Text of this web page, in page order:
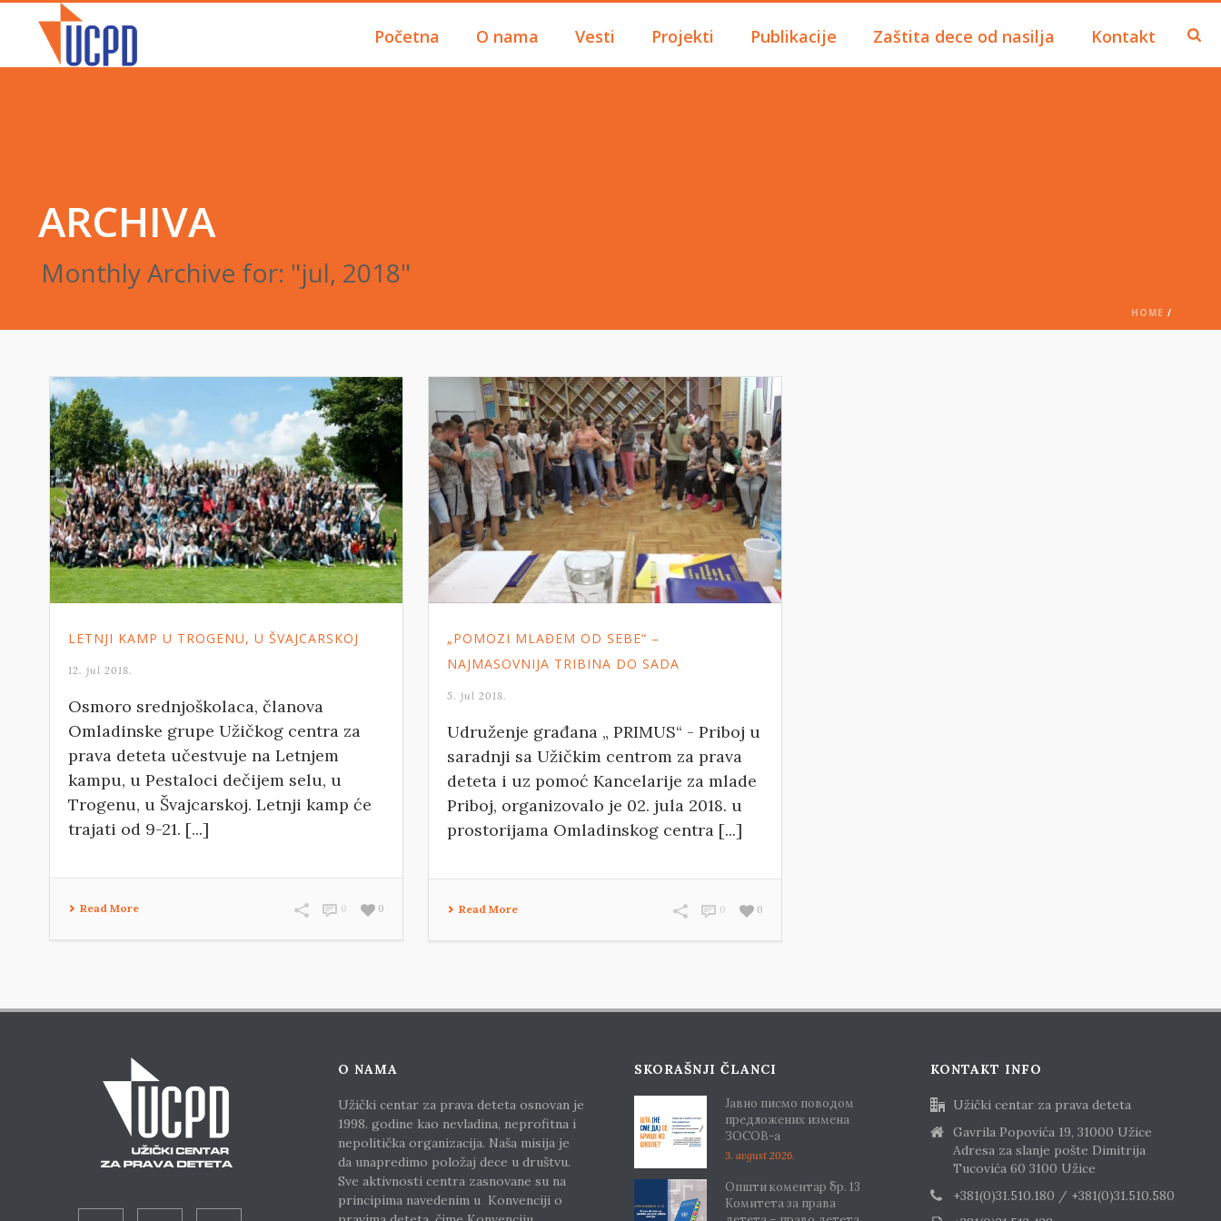
Početna O nama Vesti Projekti Publikacije Zaštita dece od nasilja Kontakt
ARCHIVA
Monthly Archive for: "jul, 2018"
HOME /
LETNJI KAMP U TROGENU, U ŠVAJCARSKOJ
12. jul 2018.
Osmoro srednjoškolaca, članova
Omladinske grupe Užičkog centra za
prava deteta učestvuje na Letnjem
kampu, u Pestaloci dečijem selu, u
Trogenu, u Švajcarskoj. Letnji kamp će
trajati od 9-21. [...]
Read More 0
0
„POMOZI MLAĐEM OD SEBE“ –
NAJMASOVNIJA TRIBINA DO SADА
5. jul 2018.
Udruženje građana „ PRIMUS“ - Priboj u
saradnji sa Užičkim centrom za prava
deteta i uz pomoć Kancelarije za mlade
Priboj, organizovalo je 02. jula 2018. u
prostorijama Omladinskog centra [...]
Read More 0
0
O NAMA
Užički centar za prava deteta osnovan je
1998. godine kao nevladina, neprofitna i
nepolitička organizacija. Naša misija je
da unapredimo položaj dece u društvu.
Sve aktivnosti centra zasnovane su na
principima navedenim u Konvenciji o
SKORAŠNJI ČLANCI
Јавно писмо поводом
предложених измена
ЗОСОВ-а
3. avgust 2026.
Општи коментар бр. 13
Комитета за права
KONTAKT INFO
Užički centar za prava deteta
Gavrila Popovića 19, 31000 Užice
Adresa za slanje pošte Dimitrija
Tucovića 60 3100 Užice
+381(0)31.510.180 / +381(0)31.510.580